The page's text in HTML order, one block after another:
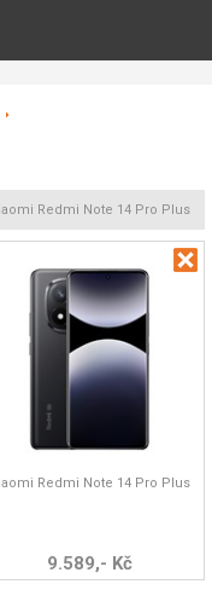
Redmi Note 14 Pro Plus
Redmi Note 14 Pro Plus
9.589,- Kč